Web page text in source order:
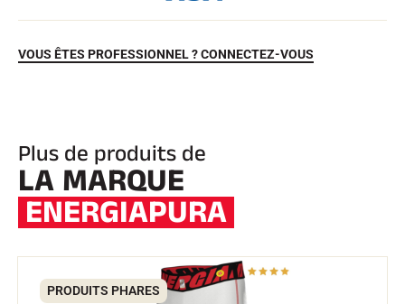
EQUITATION
VOUS ÊTES PROFESSIONNEL ? CONNECTEZ-VOUS
Plus de produits de
LA MARQUE
ENERGIAPURA
PRODUITS PHARES